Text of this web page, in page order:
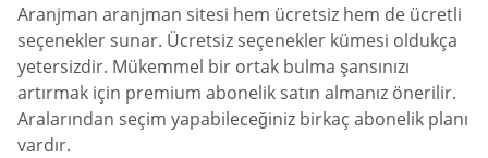
Aranjman aranjman sitesi hem ücretsiz hem de ücretli
seçenekler sunar. Ücretsiz seçenekler kümesi oldukça
yetersizdir. Mükemmel bir ortak bulma şansınızı
artırmak için premium abonelik satın almanız önerilir.
Aralarından seçim yapabileceğiniz birkaç abonelik planı
vardır.